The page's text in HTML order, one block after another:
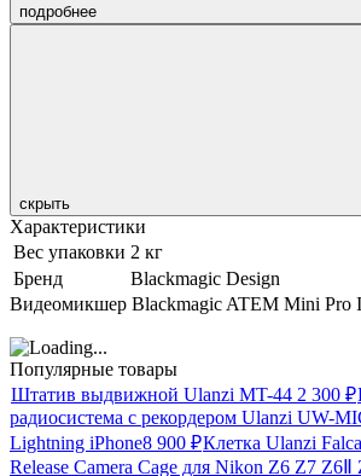
подробнее
скрыть
Характеристики
Вес упаковки 2 кг
Бренд
Blackmagic Design
Видеомикшер Blackmagic ATEM Mini Pro
Популярные товары
Штатив выдвижной Ulanzi MT-44 2 300 ₽
радиосистема с рекордером Ulanzi UW-
Lightning iPhone8 900 ₽Клетка Ulanzi
Release Camera Cage для Nikon Z6 Z7 Z6Ⅱ